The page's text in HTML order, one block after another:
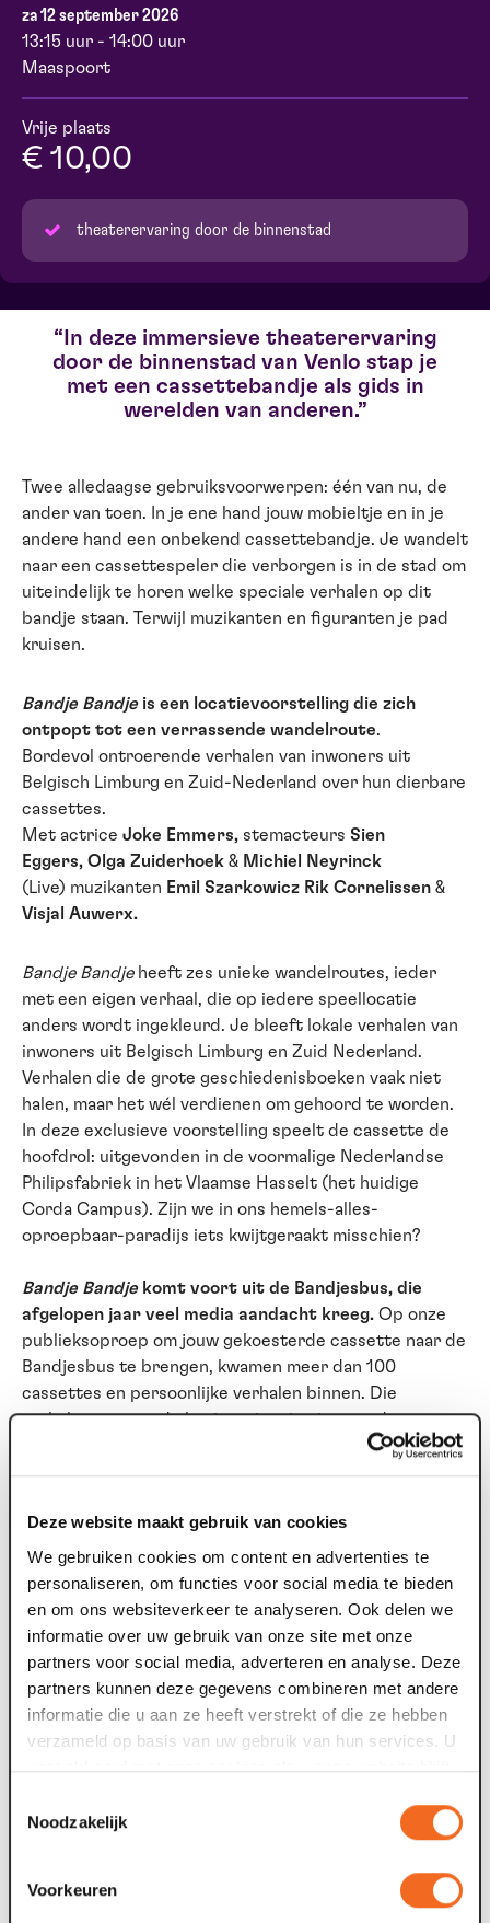
Deze website maakt gebruik van cookies
We gebruiken cookies om content en advertenties te
personaliseren, om functies voor social media te bieden
en om ons websiteverkeer te analyseren. Ook delen we
informatie over uw gebruik van onze site met onze
partners voor social media, adverteren en analyse. Deze
partners kunnen deze gegevens combineren met andere
informatie die u aan ze heeft verstrekt of die ze hebben
verzameld op basis van uw gebruik van hun services. U
gaat akkoord met onze cookies als u onze website blijft
Noodzakelijk
Voorkeuren
za 12 september 2026
13:15 uur - 14:00 uur
Maaspoort
Vrije plaats
€ 10,00
theaterervaring door de binnenstad
In deze immersieve theaterervaring
door de binnenstad van Venlo stap je
met een cassettebandje als gids in
werelden van anderen.
Twee alledaagse gebruiksvoorwerpen: één van nu, de
ander van toen. In je ene hand jouw mobieltje en in je
andere hand een onbekend cassettebandje. Je wandelt
naar een cassettespeler die verborgen is in de stad om
uiteindelijk te horen welke speciale verhalen op dit
bandje staan. Terwijl muzikanten en figuranten je pad
kruisen.
Bandje Bandjeis een locatievoorstelling die zich
ontpopt tot een verrassende wandelroute.
Bordevol ontroerende verhalen van inwoners uit
Belgisch Limburg en Zuid-Nederland over hun dierbare
cassettes.
Met actrice Joke Emmers, stemacteurs Sien
Eggers, Olga Zuiderhoek & Michiel Neyrinck
(Live) muzikanten Emil Szarkowicz Rik Cornelissen &
Visjal Auwerx.
Bandje Bandjeheeft zes unieke wandelroutes, ieder
met een eigen verhaal, die op iedere speellocatie
anders wordt ingekleurd. Je bleeft lokale verhalen van
inwoners uit Belgisch Limburg en Zuid Nederland.
Verhalen die de grote geschiedenisboeken vaak niet
halen, maar het wél verdienen om gehoord te worden.
In deze exclusieve voorstelling speelt de cassette de
hoofdrol: uitgevonden in de voormalige Nederlandse
Philipsfabriek in het Vlaamse Hasselt (het huidige
Corda Campus). Zijn we in ons hemels-alles-
oproepbaar-paradijs iets kwijtgeraakt misschien?
Bandje Bandjekomt voort uit de Bandjesbus, die
afgelopen jaar veel media aandacht kreeg. Op onze
publieksoproep om jouw gekoesterde cassette naar de
Bandjesbus te brengen, kwamen meer dan 100
cassettes en persoonlijke verhalen binnen. Die
verhalen vormen de basis en inspiratie voor deze
Per voorstelling zijn beperkt aantal plaatsen (voor 18
personen). De voorstelling start op meerdere
momenten per dag.
Er zijn 6 verschillende wandelroutes ieder met een
exclusief verhaal.
Iedere route duurt ongeveer 50 minuten.
Je beleeft de audioroute alleen.
Je ticket is geldig voor 1 van de 6 routes.
Wil je meerdere routes beleven op dezelfde
entreekaart met een andere aanvangstijd. (NB: zorg
dat er minimaal 1 uur tussen beiden aanvangstijden
zit zodat beiden tours elkaar niet overlappen).